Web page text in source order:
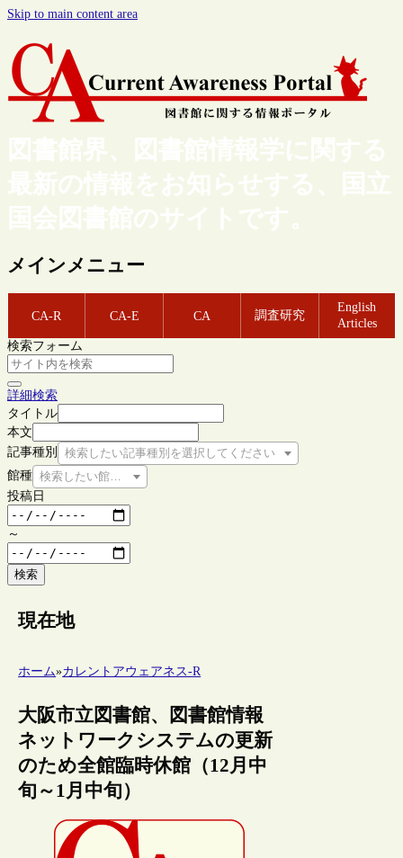
Skip to main content area
図書館界、図書館情報学に関する
最新の情報をお知らせする、国立
国会図書館のサイトです。
メインメニュー
CA-R CA-E CA 調査研究
English
Articles
検索フォーム
詳細検索
タイトル
本文
記事種別
検索したい記事種別を選択してください
館種 検索したい館種を選択してください
投稿日
～
検索
現在地
ホーム»カレントアウェアネス-R
大阪市立図書館、図書館情報
ネットワークシステムの更新
のため全館臨時休館（12月中
旬～1月中旬）